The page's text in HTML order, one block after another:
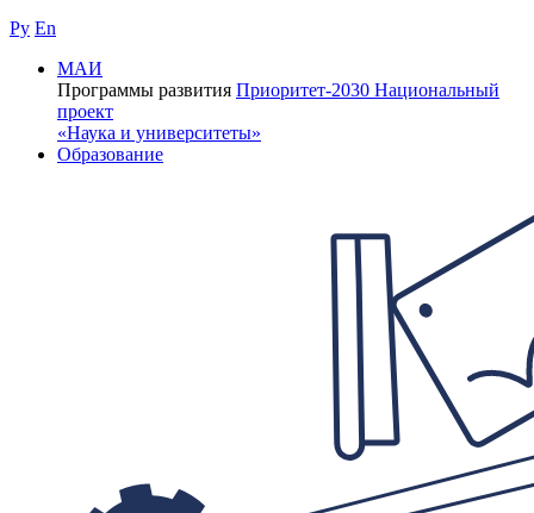
Ру En
МАИ
Программы развития Приоритет-2030 Национальный
проект
«Наука и университеты»
Образование